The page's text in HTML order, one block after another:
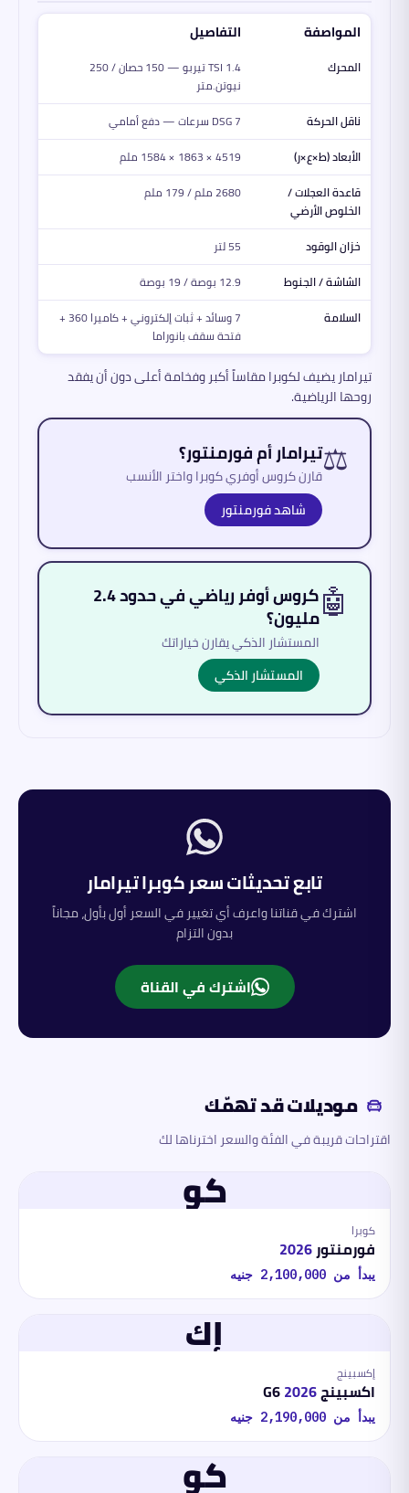
المواصفة التفاصيل
المحرك
1.4 TSI تيربو — 150 حصان / 250
نيوتن.متر
ناقل الحركة
DSG 7 سرعات — دفع أمامي
الأبعاد (ط×ع×ر)
4519 × 1863 × 1584 ملم
قاعدة العجلات /
الخلوص الأرضي
2680 ملم / 179 ملم
خزان الوقود
55 لتر
الشاشة / الجنوط
12.9 بوصة / 19 بوصة
السلامة
7 وسائد + ثبات إلكتروني + كاميرا 360 +
فتحة سقف بانوراما
تيرامار يضيف لكوبرا مقاساً أكبر وفخامة أعلى دون أن يفقد
روحها الرياضية.
⚖️تيرامار أم فورمنتور؟
قارن كروس أوفري كوبرا واختر الأنسب
شاهد فورمنتور
🤖 كروس أوفر رياضي في حدود 2.4
مليون؟
المستشار الذكي يقارن خياراتك
المستشار الذكي
تابع تحديثات سعركوبراتيرامار
اشترك في قناتنا واعرف أي تغيير في السعر أول بأول، مجاناً
بدون التزام
اشترك في القناة
موديلات قد تهمّك
اقتراحات قريبة في الفئة والسعر اخترناها لك
كو
كوبرا
فورمنتور 2026
يبدأ من 2,100,000 جنيه
إك
إكسبينج
اكسبينج G62026
يبدأ من 2,190,000 جنيه
كو